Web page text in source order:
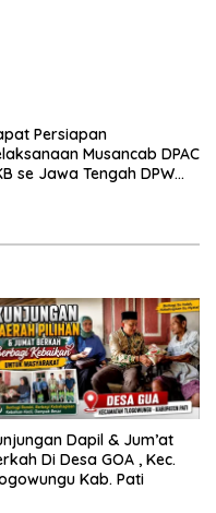
Persiapan
Musancab DPAC
se Jawa Tengah DPW
Dapil & Jum’at
Di Desa GOA , Kec.
Kab. Pati